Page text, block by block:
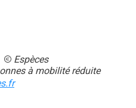
Espèces
à mobilité réduite